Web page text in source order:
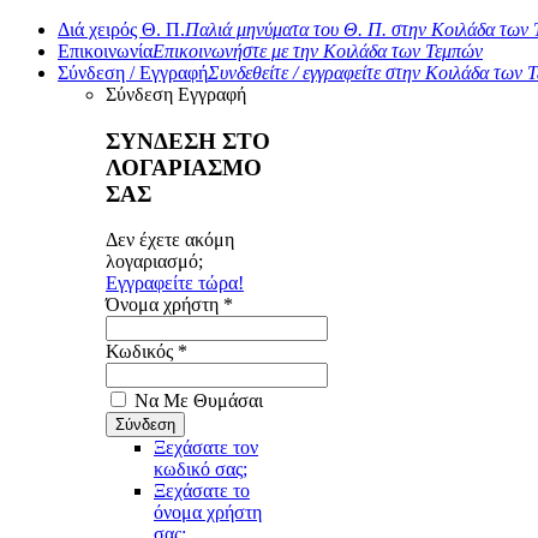
Διά χειρός Θ. Π.Παλιά μηνύματα του Θ. Π. στην Κοιλάδα των
ΕπικοινωνίαΕπικοινωνήστε με την Κοιλάδα των Τεμπών
Σύνδεση / ΕγγραφήΣυνδεθείτε / εγγραφείτε στην Κοιλάδα των
Σύνδεση Εγγραφή
ΣΥΝΔΕΣΗ ΣΤΟ
ΛΟΓΑΡΙΑΣΜΟ
ΣΑΣ
Δεν έχετε ακόμη
λογαριασμό;
Εγγραφείτε τώρα!
Όνομα χρήστη *
Κωδικός *
Να Με Θυμάσαι
Ξεχάσατε τον
κωδικό σας;
Ξεχάσατε το
όνομα χρήστη